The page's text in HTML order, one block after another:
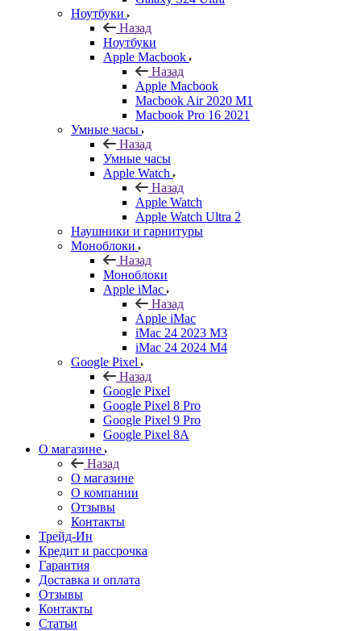
Ноутбуки
Назад
Ноутбуки
Apple Macbook
Назад
Apple Macbook
Macbook Air 2020 M1
Macbook Pro 16 2021
Умные часы
Назад
Умные часы
Apple Watch
Назад
Apple Watch
Apple Watch Ultra 2
Наушники и гарнитуры
Моноблоки
Назад
Моноблоки
Apple iMac
Назад
Apple iMac
iMac 24 2023 M3
iMac 24 2024 M4
Google Pixel
Назад
Google Pixel
Google Pixel 8 Pro
Google Pixel 9 Pro
Google Pixel 8A
О магазине
Назад
О магазине
О компании
Отзывы
Контакты
Трейд-Ин
Кредит и рассрочка
Гарантия
Доставка и оплата
Отзывы
Контакты
Статьи